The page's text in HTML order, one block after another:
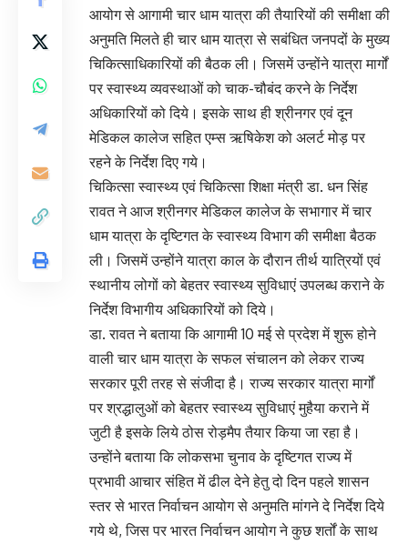
आयोग से आगामी चार धाम यात्रा की तैयारियों की समीक्षा की
अनुमति मिलते ही चार धाम यात्रा से सबंधित जनपदों के मुख्य
चिकित्साधिकारियों की बैठक ली। जिसमें उन्होंने यात्रा मार्गों
पर स्वास्थ्य व्यवस्थाओं को चाक-चौबंद करने के निर्देश
अधिकारियों को दिये। इसके साथ ही श्रीनगर एवं दून
मेडिकल कालेज सहित एम्स ऋषिकेश को अलर्ट मोड़ पर
रहने के निर्देश दिए गये।
चिकित्सा स्वास्थ्य एवं चिकित्सा शिक्षा मंत्री डा. धन सिंह
रावत ने आज श्रीनगर मेडिकल कालेज के सभागार में चार
धाम यात्रा के दृष्टिगत के स्वास्थ्य विभाग की समीक्षा बैठक
ली। जिसमें उन्होंने यात्रा काल के दौरान तीर्थ यात्रियों एवं
स्थानीय लोगों को बेहतर स्वास्थ्य सुविधाएं उपलब्ध कराने के
निर्देश विभागीय अधिकारियों को दिये।
डा. रावत ने बताया कि आगामी 10 मई से प्रदेश में शुरू होने
वाली चार धाम यात्रा के सफल संचालन को लेकर राज्य
सरकार पूरी तरह से संजीदा है। राज्य सरकार यात्रा मार्गों
पर श्रद्धालुओं को बेहतर स्वास्थ्य सुविधाएं मुहैया कराने में
जुटी है इसके लिये ठोस रोड़मैप तैयार किया जा रहा है।
उन्होंने बताया कि लोकसभा चुनाव के दृष्टिगत राज्य में
प्रभावी आचार संहित में ढील देने हेतु दो दिन पहले शासन
स्तर से भारत निर्वाचन आयोग से अनुमति मांगने दे निर्देश दिये
गये थे, जिस पर भारत निर्वाचन आयोग ने कुछ शर्तों के साथ